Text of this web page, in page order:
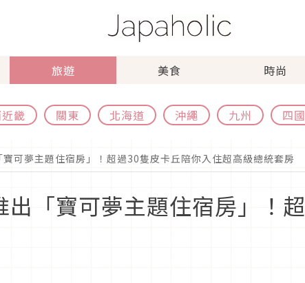
旅遊 美食 時尚
畿 關東 北海道 沖繩 九州 四國
可夢主題住宿房」！超過30隻皮卡丘陪你入住超高級總統套房
出「寶可夢主題住宿房」！